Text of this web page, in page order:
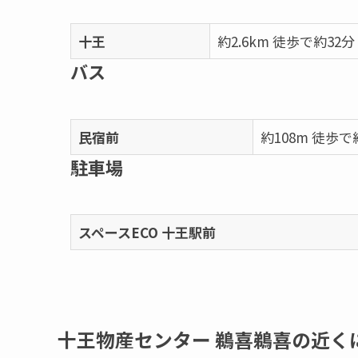
十王 約2.6km 徒歩で約32分
バス
民宿前 約108m 徒歩で
駐車場
スペースECO 十王駅前
十王物産センター 鵜喜鵜喜の近く